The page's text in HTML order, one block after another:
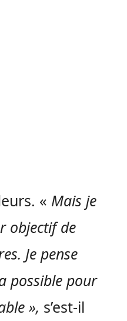
« Mais je
objectif de
Je pense
possible pour
», s’est-il